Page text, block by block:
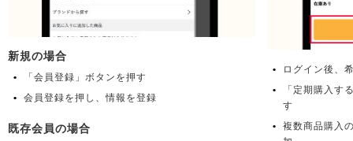
新規の場合
「会員登録」ボタンを押す
会員登録を押し、情報を登録
既存会員の場合
ログイン後、
「定期購入す
す
複数商品購入